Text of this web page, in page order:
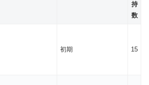
持
数
初期 15